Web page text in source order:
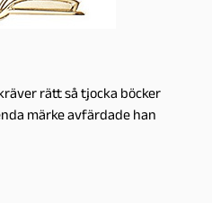
rätt så tjocka böcker
märke avfärdade han